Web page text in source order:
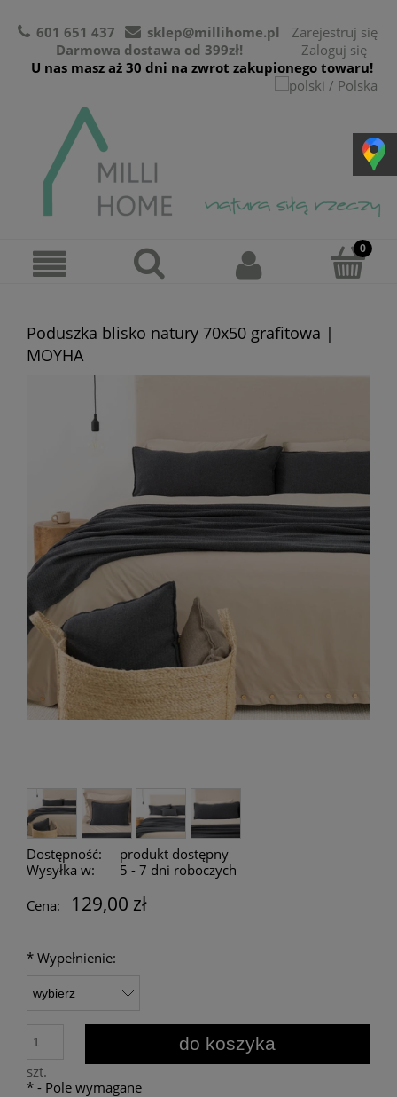
601 651 437
sklep@millihome.pl
Darmowa dostawa od 399zł!
U nas masz aż 30 dni na zwrot zakupionego towaru!
Zarejestruj się
Zaloguj się
Poduszka blisko natury 70x50 grafitowa |
MOYHA
Dostępność:
produkt dostępny
Wysyłka w:
5 - 7 dni roboczych
Cena:
129,00 zł
* Wypełnienie:
szt.
do koszyka
* - Pole wymagane